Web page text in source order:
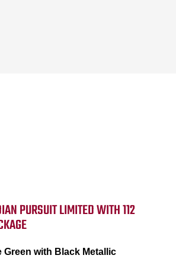
PURSUIT LIMITED WITH 112
Green with Black Metallic